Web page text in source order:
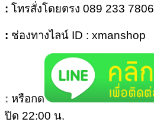
: โทรสั่งโดยตรง 089 233 7806
: ช่องทางไลน์ ID : xmanshop
: หรือกด
ปิด 22:00 น.